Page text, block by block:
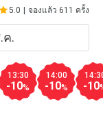
5.0 จองแล้ว 611 ครั้ง
13:30
-10%
14:00
-10% -10